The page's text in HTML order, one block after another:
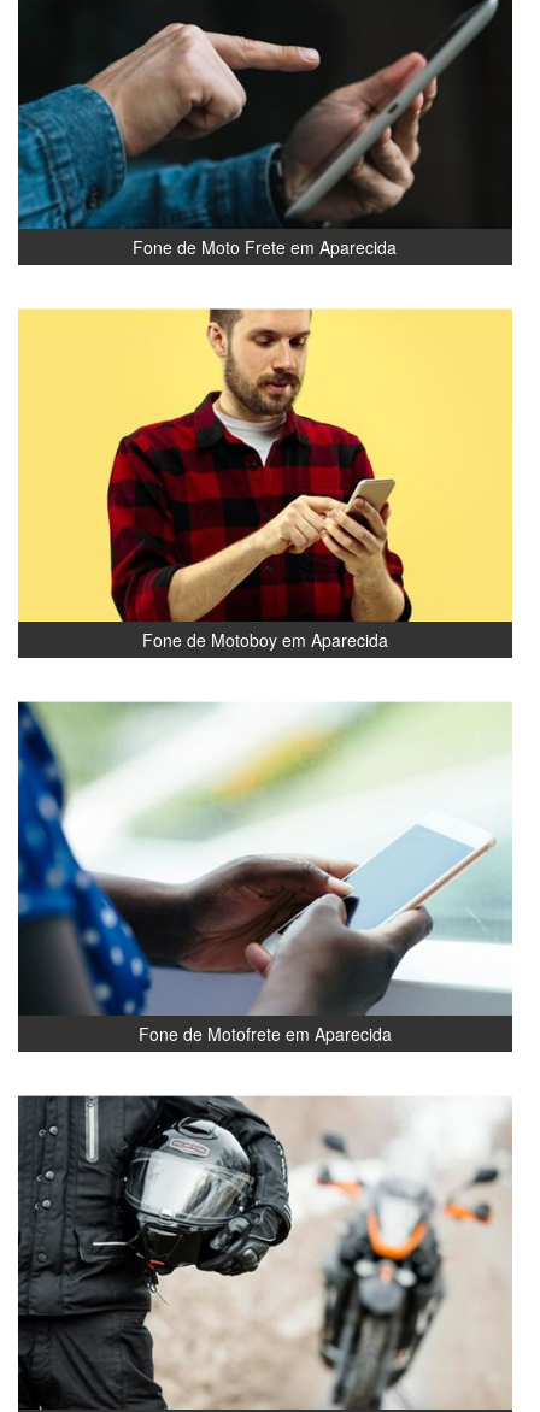
Fone de Moto Frete em Aparecida
Fone de Motoboy em Aparecida
Fone de Motofrete em Aparecida